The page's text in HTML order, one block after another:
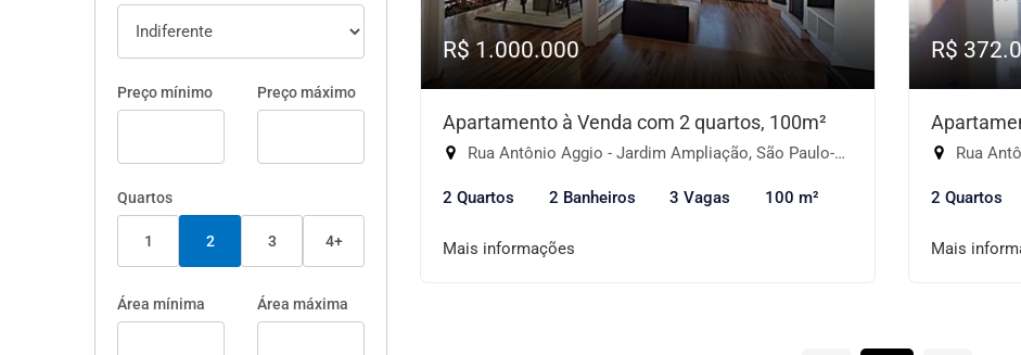
Preço mínimo Preço máximo
Quartos
1 2 3 4+
Área mínima Área máxima
R$ 1.000.000
Apartamento à Venda com 2 quartos, 100m²
Rua Antônio Aggio - Jardim Ampliação, São Paulo-SP
2 Quartos 2 Banheiros 3 Vagas 100 m²
Mais informações
R$
Rua
2 Quartos
Mais